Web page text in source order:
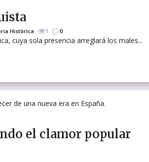
Histórica 1 0
cuya sola presencia arreglará los males...
el clamor popular